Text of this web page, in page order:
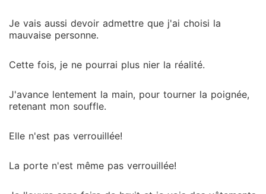
Je vais aussi devoir admettre que j'ai choisi la
mauvaise personne.
Cette fois, je ne pourrai plus nier la réalité.
J'avance lentement la main, pour tourner la poignée,
retenant mon souffle.
Elle n'est pas verrouillée!
La porte n'est même pas verrouillée!